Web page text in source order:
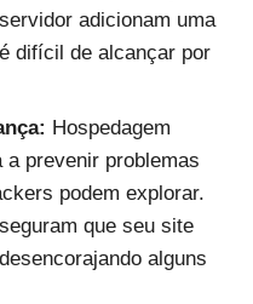
adicionam uma
difícil de alcançar por
Hospedagem
a prevenir problemas
podem explorar.
que seu site
alguns